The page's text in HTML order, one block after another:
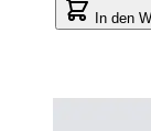
In den